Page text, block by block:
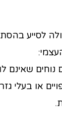
לסייע
שאינם
או בעלי